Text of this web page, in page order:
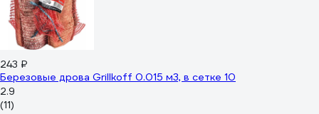
243 ₽
Березовые дрова Grillkoff 0.015 м3, в сетке 10
2.9
(11)